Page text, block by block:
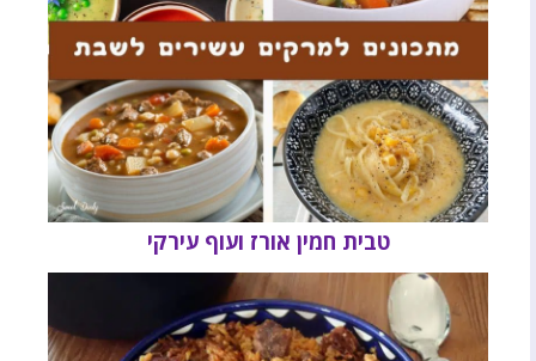
טבית חמין אורז ועוף עירקי